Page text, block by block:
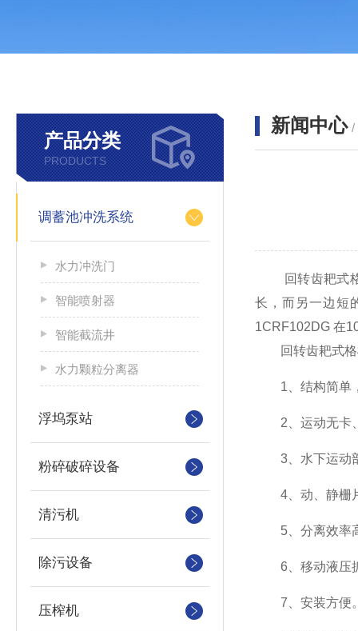
产品分类
PRODUCTS
调蓄池冲洗系统
水力冲洗门
智能喷射器
智能截流井
水力颗粒分离器
浮坞泵站
粉碎破碎设备
清污机
除污设备
压榨机
新闻中心 /
回转齿耙式格
长，而另一边短
1CRF102DG 在
回转齿耙式格
1、结构简单，
2、运动无卡、
3、水下运动部
4、动、静栅片
5、分离效率高
6、移动液压抓
7、安装方便。